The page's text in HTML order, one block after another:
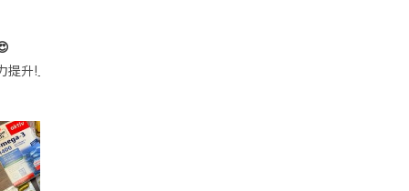
攜帶的行動電源機身已標示「10000mAh」，卻仍被要求當場
除了解暑，冬瓜仲有好多鮮為人知嘅好處：減肥、消水腫、降血
提升!｣ 長時間對住電腦､剪片寫稿,成日覺得眼睛乾澀､腦袋好似｢斷